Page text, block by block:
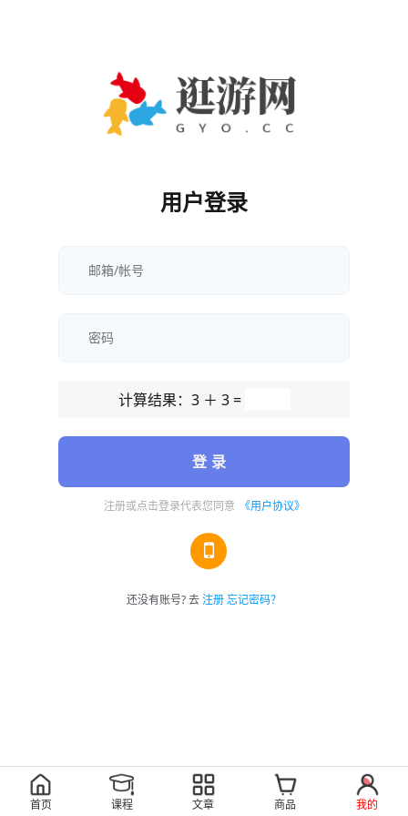
用户登录
计算结果：3 ＋ 3 =
登 录
注册或点击登录代表您同意 《用户协议》
还没有账号? 去注册忘记密码？
首页 课程 文章 商品 我的